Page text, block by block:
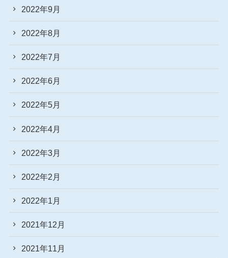
2022年9月
2022年8月
2022年7月
2022年6月
2022年5月
2022年4月
2022年3月
2022年2月
2022年1月
2021年12月
2021年11月